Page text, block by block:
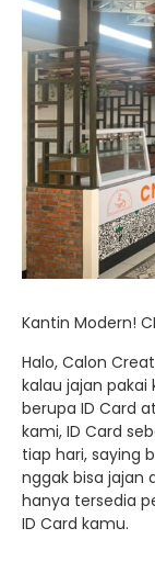
Kantin Modern!
Halo, Calon
kalau jajan
berupa ID Card
kami, ID Card
tiap hari, saying
nggak bisa jajan
hanya tersedia
ID Card kamu.